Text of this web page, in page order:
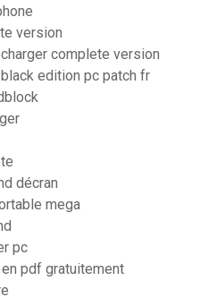
version
complete version
edition pc patch fr
décran
mega
pc
pdf gratuitement